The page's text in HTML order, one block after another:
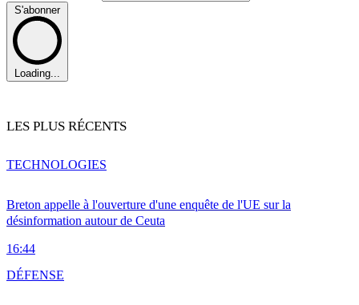
S'abonner
Loading...
LES PLUS RÉCENTS
Breton appelle à l'ouverture d'une enquête de l'UE sur la
désinformation autour de Ceuta
16:44
TECHNOLOGIES
DÉFENSE